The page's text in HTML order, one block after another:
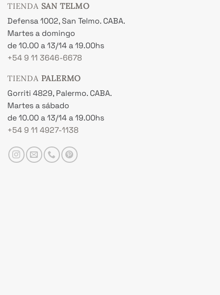
TIENDA SAN TELMO
Defensa 1002, San Telmo. CABA.
Martes a domingo
de 10.00 a 13/14 a 19.00hs
+54 9 11 3646-6678
TIENDA PALERMO
Gorriti 4829, Palermo. CABA.
Martes a sábado
de 10.00 a 13/14 a 19.00hs
+54 9 11 4927-1138